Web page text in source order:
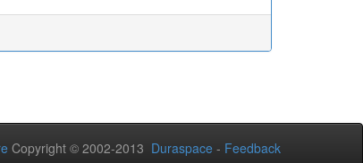
Copyright © 2002-2013 Duraspace - Feedback